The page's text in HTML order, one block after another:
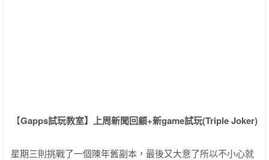
【Gapps試玩教室】上周新聞回顧+新game試玩(Triple Joker)
星期三則挑戰了一個陳年舊副本，最後又大意了所以不小心就